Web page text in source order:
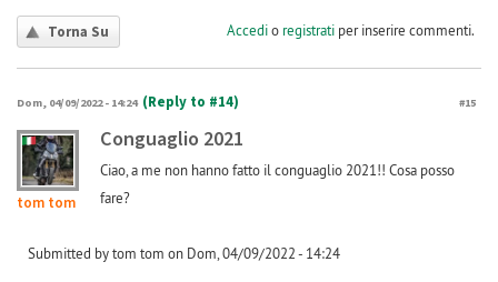
Torna Su Accedio registratiper inserire commenti.
Dom, 04/09/2022 - 14:24 (Reply to #14) #15
tom tom
Conguaglio 2021
Ciao, a me non hanno fatto il conguaglio 2021!! Cosa posso
fare?
Submitted by tom tom on Dom, 04/09/2022 - 14:24